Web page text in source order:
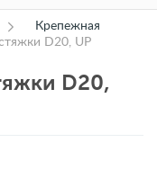
Крепежная
D20, UP
D20,